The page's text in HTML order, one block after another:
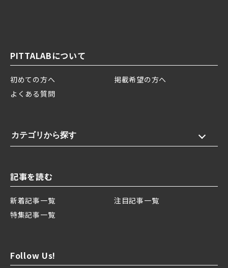
PITTALABについて
初めての方へ
掲載希望の方へ
よくある質問
カテゴリから探す
記事を読む
新着記事一覧
注目記事一覧
特集記事一覧
Follow Us!